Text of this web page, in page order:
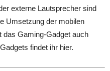
externe Lautsprecher sind
Umsetzung der mobilen
das Gaming-Gadget auch
findet ihr hier.